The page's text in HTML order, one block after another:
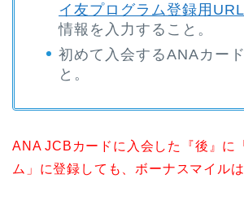
イ友プログラム登録用URL
情報を入力すること。
初めて入会するANAカー
と。
ANA JCBカードに入会した『後』に
ム」に登録しても、ボーナスマイルは